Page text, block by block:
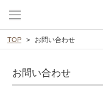
TOP お問い合わせ
お問い合わせ